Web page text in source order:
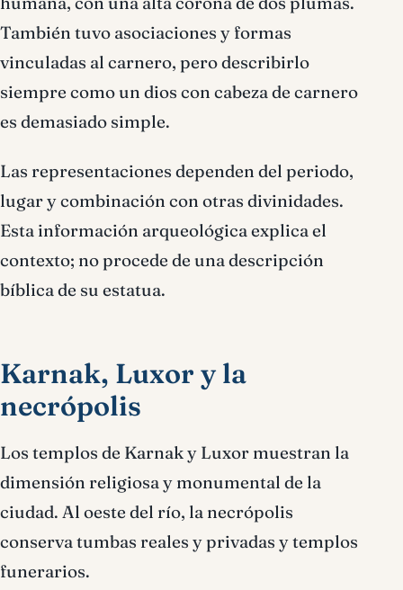
También tuvo asociaciones y formas
vinculadas al carnero, pero describirlo
siempre como un dios con cabeza de carnero
es demasiado simple.
Las representaciones dependen del periodo,
lugar y combinación con otras divinidades.
Esta información arqueológica explica el
contexto; no procede de una descripción
bíblica de su estatua.
Karnak, Luxor y la
necrópolis
Los templos de Karnak y Luxor muestran la
dimensión religiosa y monumental de la
ciudad. Al oeste del río, la necrópolis
conserva tumbas reales y privadas y templos
funerarios.